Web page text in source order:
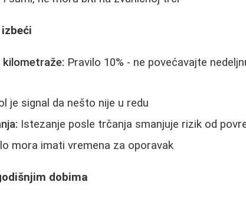
kilometraže: Pravilo 10% - ne povećavajte
je signal da nešto nije u redu
Istezanje posle trčanja smanjuje rizik od
mora imati vremena za oporavak
dobima